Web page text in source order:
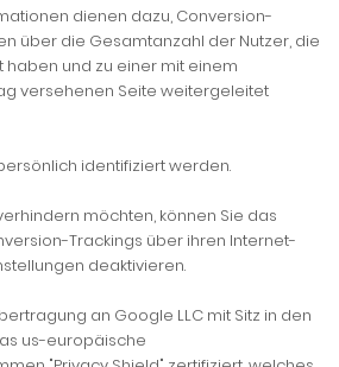
dienen dazu, Conversion-
über die Gesamtanzahl der Nutzer, die
haben und zu einer mit einem
versehenen Seite weitergeleitet
identifiziert werden.
möchten, können Sie das
Trackings über ihren Internet-
deaktivieren.
an Google LLC mit Sitz in den
us-europäische